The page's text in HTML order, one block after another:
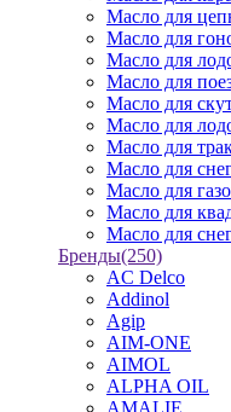
Масло для
Масло для
Масло для
Масло для
Масло для
Масло для
Масло для
Масло для
Масло для
Масло для
Масло для
Бренды(250)
AC Delco
Addinol
Agip
AIM-ONE
AIMOL
ALPHA OIL
AMALIE